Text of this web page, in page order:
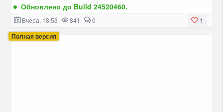
Обновлено до Build 24520460.
1
Вчера, 18:53 841 0
Полная версия